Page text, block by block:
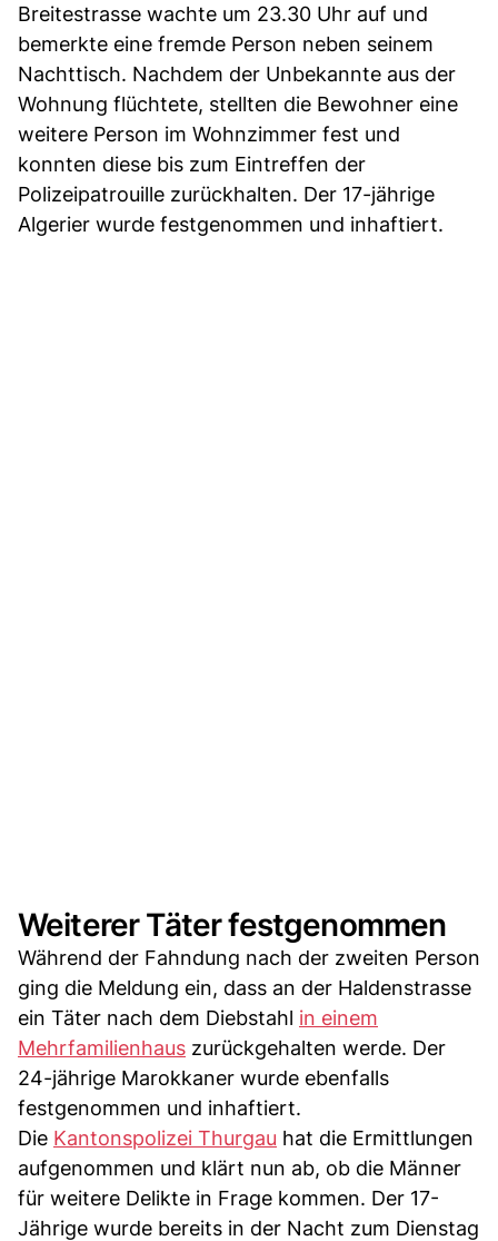
Breitestrasse wachte um 23.30 Uhr auf und
bemerkte eine fremde Person neben seinem
Nachttisch. Nachdem der Unbekannte aus der
Wohnung flüchtete, stellten die Bewohner eine
weitere Person im Wohnzimmer fest und
konnten diese bis zum Eintreffen der
Polizeipatrouille zurückhalten. Der 17-jährige
Algerier wurde festgenommen und inhaftiert.
Weiterer Täter festgenommen
Während der Fahndung nach der zweiten Person
ging die Meldung ein, dass an der Haldenstrasse
ein Täter nach dem Diebstahl in einem
Mehrfamilienhaus zurückgehalten werde. Der
24-jährige Marokkaner wurde ebenfalls
festgenommen und inhaftiert.
Die Kantonspolizei Thurgau hat die Ermittlungen
aufgenommen und klärt nun ab, ob die Männer
für weitere Delikte in Frage kommen. Der 17-
Jährige wurde bereits in der Nacht zum Dienstag